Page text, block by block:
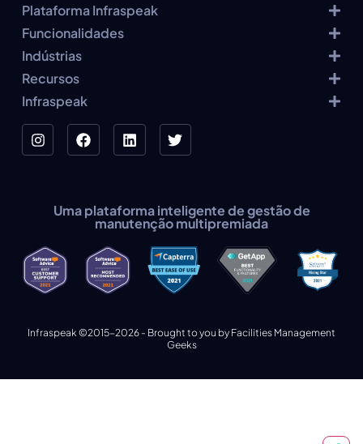
Plataforma Infraspeak
Funcionalidades
Indústrias
Recursos
Infraspeak
Uma plataforma inteligente de gestão de
manutenção multipremiada
Infraspeak ©2015-2026 - Brought to you by Facilities Management
Geeks